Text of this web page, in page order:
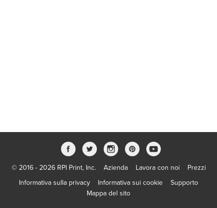
© 2016 - 2026 RPI Print, Inc. Azienda Lavora con noi
Prezzi
Informativa sulla privacy
Informativa sui cookie
Supporto
Mappa del sito